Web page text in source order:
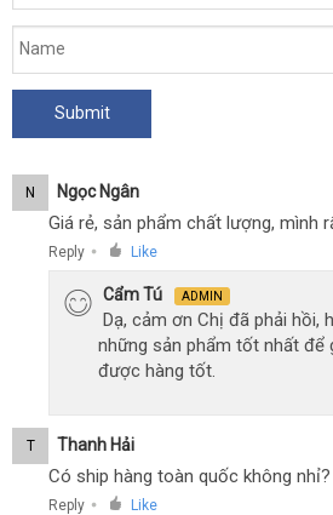
N Ngọc Ngân
Giá rẻ, sản phẩm chất lượng, mình
Reply ● Like
Cẩm Tú ADMIN
Dạ, cảm ơn Chị đã phải hồi,
những sản phẩm tốt nhất để
được hàng tốt.
T Thanh Hải
Có ship hàng toàn quốc không nhỉ?
Reply ● Like